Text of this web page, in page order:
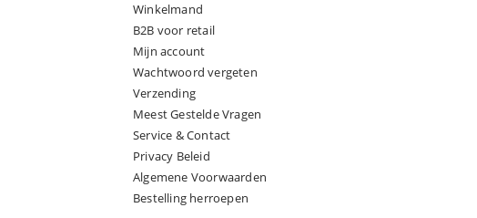
Winkelmand
B2B voor retail
Mijn account
Wachtwoord vergeten
Verzending
Meest Gestelde Vragen
Service & Contact
Privacy Beleid
Algemene Voorwaarden
Bestelling herroepen